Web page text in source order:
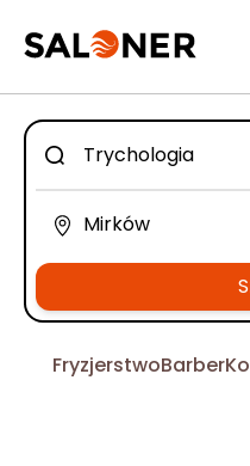
FryzjerstwoBarber